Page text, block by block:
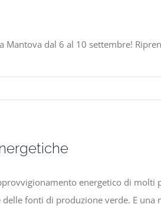
dal 6 al 10 settembre!
energetico di molti
fonti di produzione verde. E